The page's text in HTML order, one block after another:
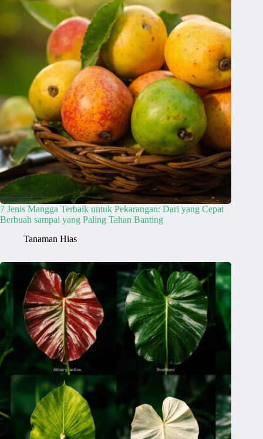
7 Jenis Mangga Terbaik untuk Pekarangan: Dari yang Cepat
Berbuah sampai yang Paling Tahan Banting
Tanaman Hias